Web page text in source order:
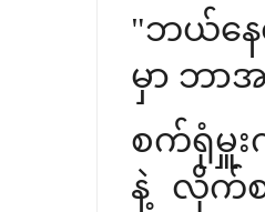
"ဘယ်နေ
မှာ ဘာ
စက်ရုံမှူ
နဲ့ လိုက်စ